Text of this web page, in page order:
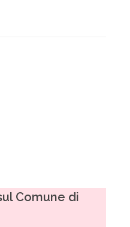
Comune di